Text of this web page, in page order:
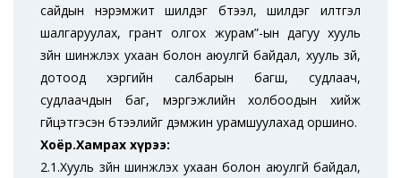
сайдын нэрэмжит шилдэг бүтээл, шилдэг илтгэл
шалгаруулах, грант олгох журам”-ын дагуу хууль
зүйн шинжлэх ухаан болон аюулгүй байдал, хууль зүй,
дотоод хэргийн салбарын багш, судлаач,
судлаачдын баг, мэргэжлийн холбоодын хийж
гүйцэтгэсэн бүтээлийг дэмжин урамшуулахад оршино.
Хоёр.Хамрах хүрээ:
2.1.Хууль зүйн шинжлэх ухаан болон аюулгүй байдал,